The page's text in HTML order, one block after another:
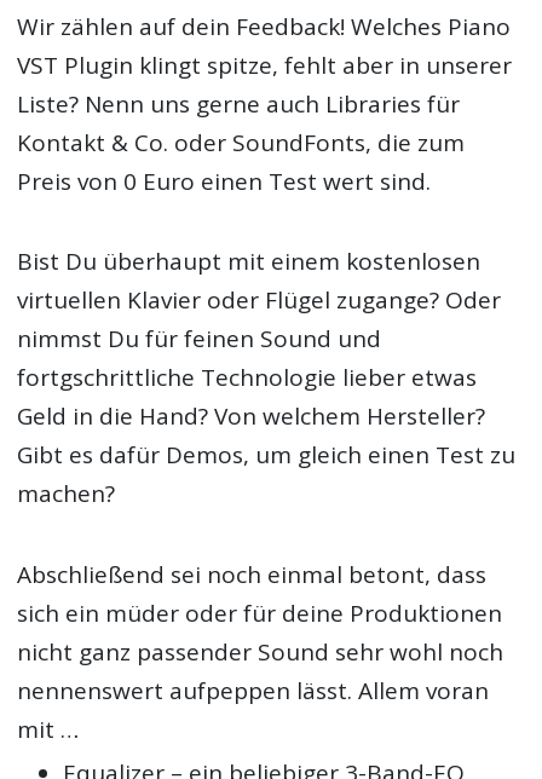
Wir zählen auf dein Feedback! Welches Piano
VST Plugin klingt spitze, fehlt aber in unserer
Liste? Nenn uns gerne auch Libraries für
Kontakt & Co. oder SoundFonts, die zum
Preis von 0 Euro einen Test wert sind.
Bist Du überhaupt mit einem kostenlosen
virtuellen Klavier oder Flügel zugange? Oder
nimmst Du für feinen Sound und
fortgschrittliche Technologie lieber etwas
Geld in die Hand? Von welchem Hersteller?
Gibt es dafür Demos, um gleich einen Test zu
machen?
Abschließend sei noch einmal betont, dass
sich ein müder oder für deine Produktionen
nicht ganz passender Sound sehr wohl noch
nennenswert aufpeppen lässt. Allem voran
mit …